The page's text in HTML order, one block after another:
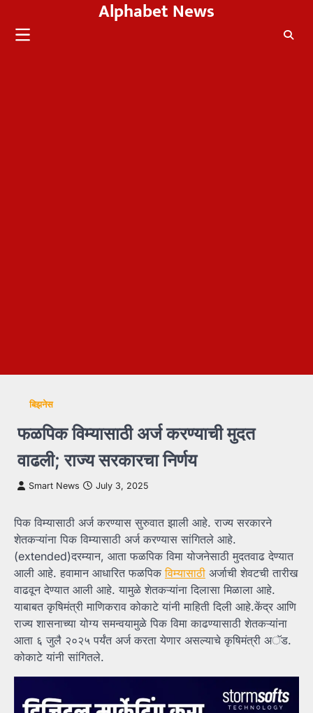
content
Alphabet News
बिझनेस
फळपिक विम्यासाठी अर्ज करण्याची मुदत
वाढली; राज्य सरकारचा निर्णय
Smart News July 3, 2025
पिक विम्यासाठी अर्ज करण्यास सुरुवात झाली आहे. राज्य सरकारने
शेतकऱ्यांना पिक विम्यासाठी अर्ज करण्यास सांगितले आहे.
(extended)दरम्यान, आता फळपिक विमा योजनेसाठी मुदतवाढ देण्यात
आली आहे. हवामान आधारित फळपिकविम्यासाठी अर्जाची शेवटची तारीख
वाढवून देण्यात आली आहे. यामुळे शेतकऱ्यांना दिलासा मिळाला आहे.
याबाबत कृषिमंत्री माणिकराव कोकाटे यांनी माहिती दिली आहे.केंद्र आणि
राज्य शासनाच्या योग्य समन्वयामुळे पिक विमा काढण्यासाठी शेतकऱ्यांना
आता ६ जुलै २०२५ पर्यंत अर्ज करता येणार असल्याचे कृषिमंत्री अॅड.
कोकाटे यांनी सांगितले.